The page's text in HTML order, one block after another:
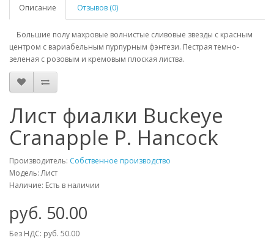
Описание Отзывов (0)
Большие полу махровые волнистые сливовые звезды с красным
центром с вариабельным пурпурным фэнтези. Пестрая темно-
зеленая с розовым и кремовым плоская листва.
Лист фиалки Buckeye
Cranapple P. Hancock
Производитель: Собственное производство
Модель: Лист
Наличие: Есть в наличии
руб. 50.00
Без НДС: руб. 50.00